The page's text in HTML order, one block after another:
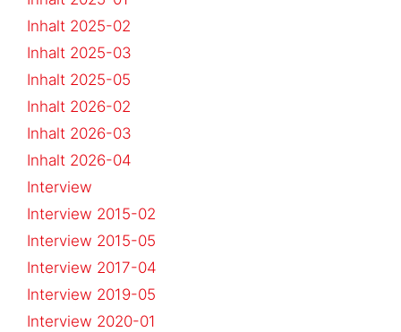
Inhalt 2025-02
Inhalt 2025-03
Inhalt 2025-05
Inhalt 2026-02
Inhalt 2026-03
Inhalt 2026-04
Interview
Interview 2015-02
Interview 2015-05
Interview 2017-04
Interview 2019-05
Interview 2020-01